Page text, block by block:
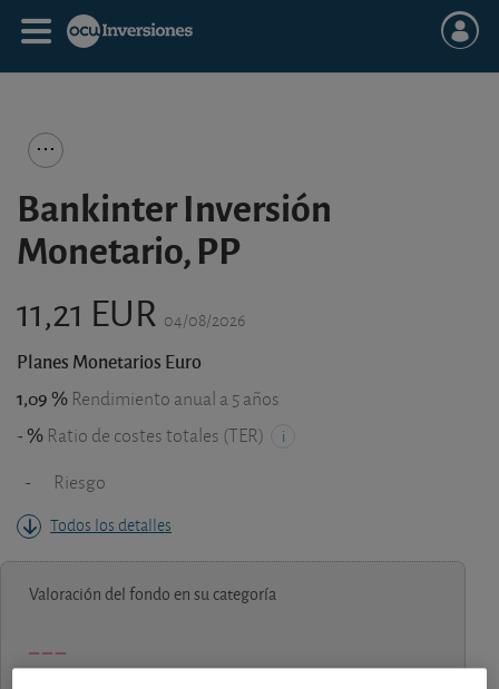
Bankinter Inversión
Monetario, PP
11,21 EUR 04/08/2026
Planes Monetarios Euro
1,09 % Rendimiento anual a 5 años
- % Ratio de costes totales (TER)
- Riesgo
Todos los detalles
Valoración del fondo en su categoría